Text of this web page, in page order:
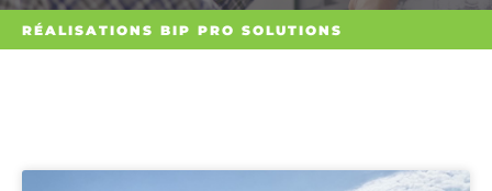
RÉALISATIONS BIP PRO SOLUTIONS